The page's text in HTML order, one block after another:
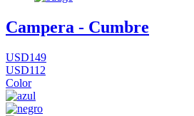
Campera - Cumbre
USD149
USD112
Color